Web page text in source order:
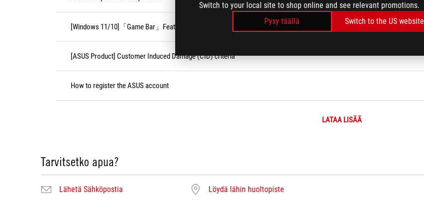
Switch to your local site to shop online and see relevant promotions.
Pysy täällä
Switch to the US website
[Windows 11/10]「Game Bar」Feature
[ASUS Product] Customer Induced Damage (CID) criteria
How to register the ASUS account
LATAA LISÄÄ
Tarvitsetko apua?
Lähetä Sähköpostia Löydä lähin huoltopiste